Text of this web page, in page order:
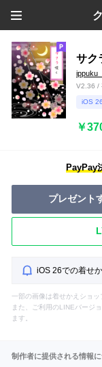
サク
V2.36 /
iOS
￥
PayPay
プレゼント
iOS 26での着せ
一部の画像は着せかえショ
また、ご利用のLINEバージ
ます。
制作者に提供される情報